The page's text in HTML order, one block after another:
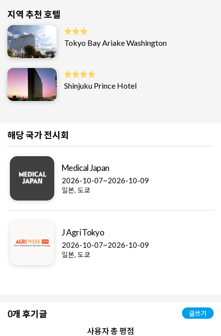
지역 추천 호텔
Tokyo Bay Ariake Washington
Shinjuku Prince Hotel
해당 국가 전시회
Medical Japan
2026-10-07~2026-10-09
일본, 도쿄
J Agri Tokyo
2026-10-07~2026-10-09
일본, 도쿄
0개 후기글 글쓰기
사용자 총 평점